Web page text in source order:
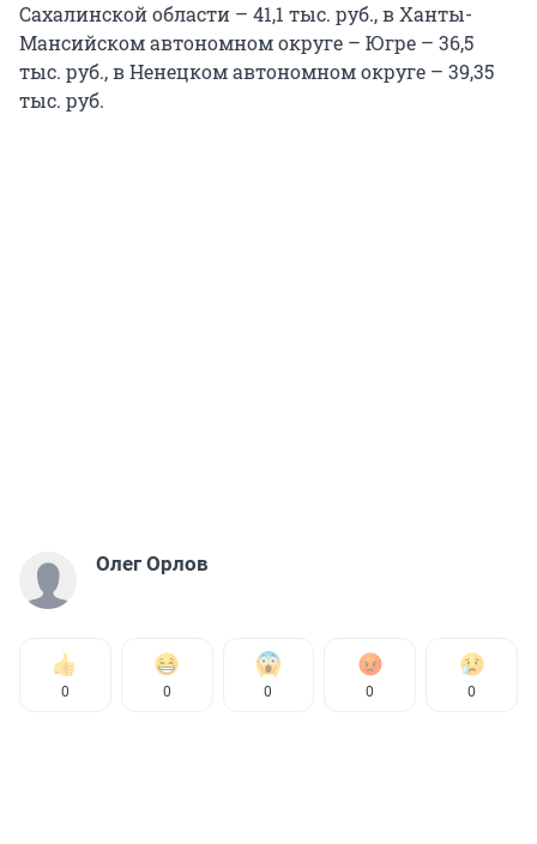
Сахалинской области – 41,1 тыс. руб., в Ханты-
Мансийском автономном округе – Югре – 36,5
тыс. руб., в Ненецком автономном округе – 39,35
тыс. руб.
Олег Орлов
0 0 0 0 0